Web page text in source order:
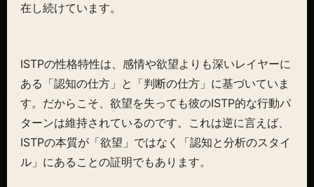
在し続けています。
ISTPの性格特性は、感情や欲望よりも深いレイヤーに
ある「認知の仕方」と「判断の仕方」に基づいていま
す。だからこそ、欲望を失っても彼のISTP的な行動パ
ターンは維持されているのです。これは逆に言えば、
ISTPの本質が「欲望」ではなく「認知と分析のスタイ
ル」にあることの証明でもあります。